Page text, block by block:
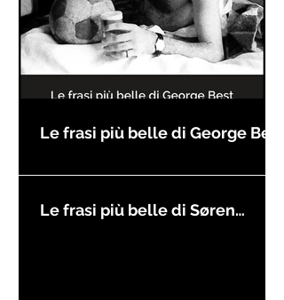
Le frasi più belle di George Best
Le frasi più belle di Søren